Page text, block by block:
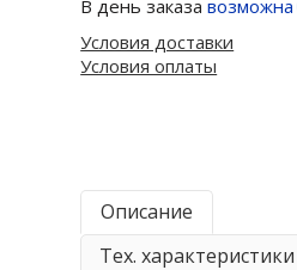
В день заказавозможна
Условия доставки
Условия оплаты
Описание
Тех. характеристики